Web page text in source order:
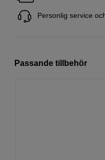
Personlig service
Passande tillbehör